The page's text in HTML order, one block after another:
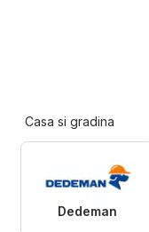
Casa si gradina
Dedeman